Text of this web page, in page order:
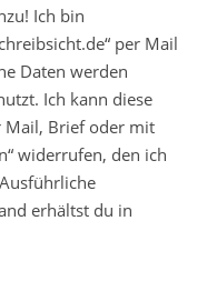
Ich bin
per Mail
Daten werden
Ich kann diese
Mail, Brief oder mit
widerrufen, den ich
erhältst du in